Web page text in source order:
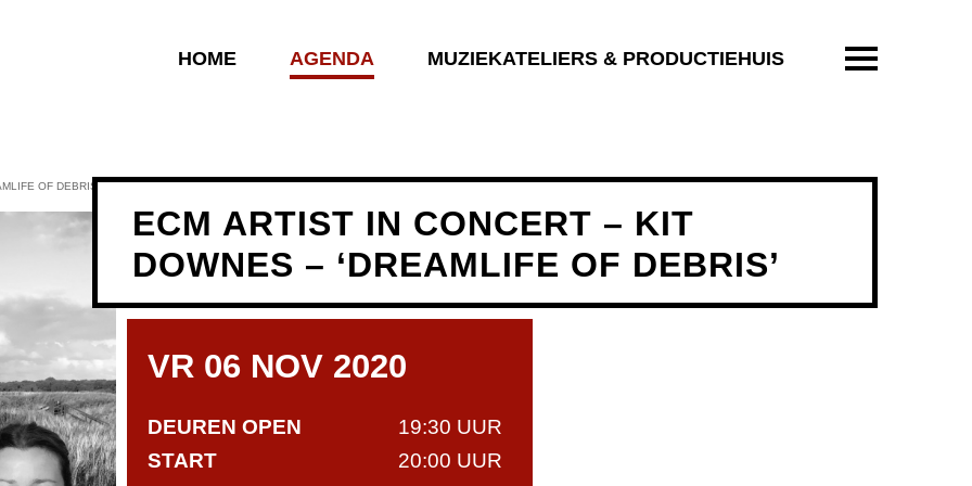
HOME AGENDA MUZIEKATELIERS & PRODUCTIEHUIS ENTER OM
OF DEBRIS’
ECM ARTIST IN CONCERT – KIT
DOWNES – ‘DREAMLIFE OF DEBRIS’
VR 06 NOV 2020
DEUREN OPEN
19:30 UUR
START
20:00 UUR